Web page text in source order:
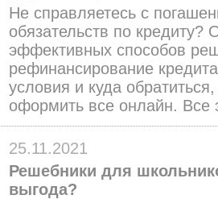
Не справляетесь с
обязательств по кредиту?
эффективных способов
рефинансирование
условия и куда
оформить все онлайн. Все
25.11.2021
Решебники для
выгода?